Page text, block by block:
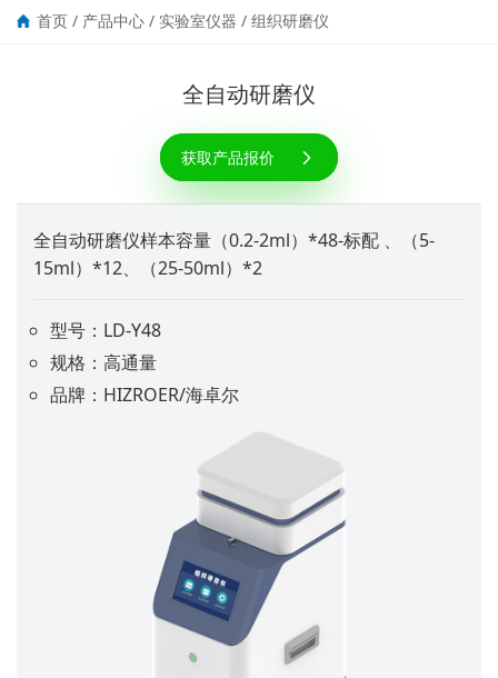
首页 / 产品中心 / 实验室仪器 / 组织研磨仪
全自动研磨仪
获取产品报价
全自动研磨仪样本容量（0.2-2ml）*48-标配 、（5-
15ml）*12、（25-50ml）*2
型号：LD-Y48
规格：高通量
品牌：HIZROER/海卓尔